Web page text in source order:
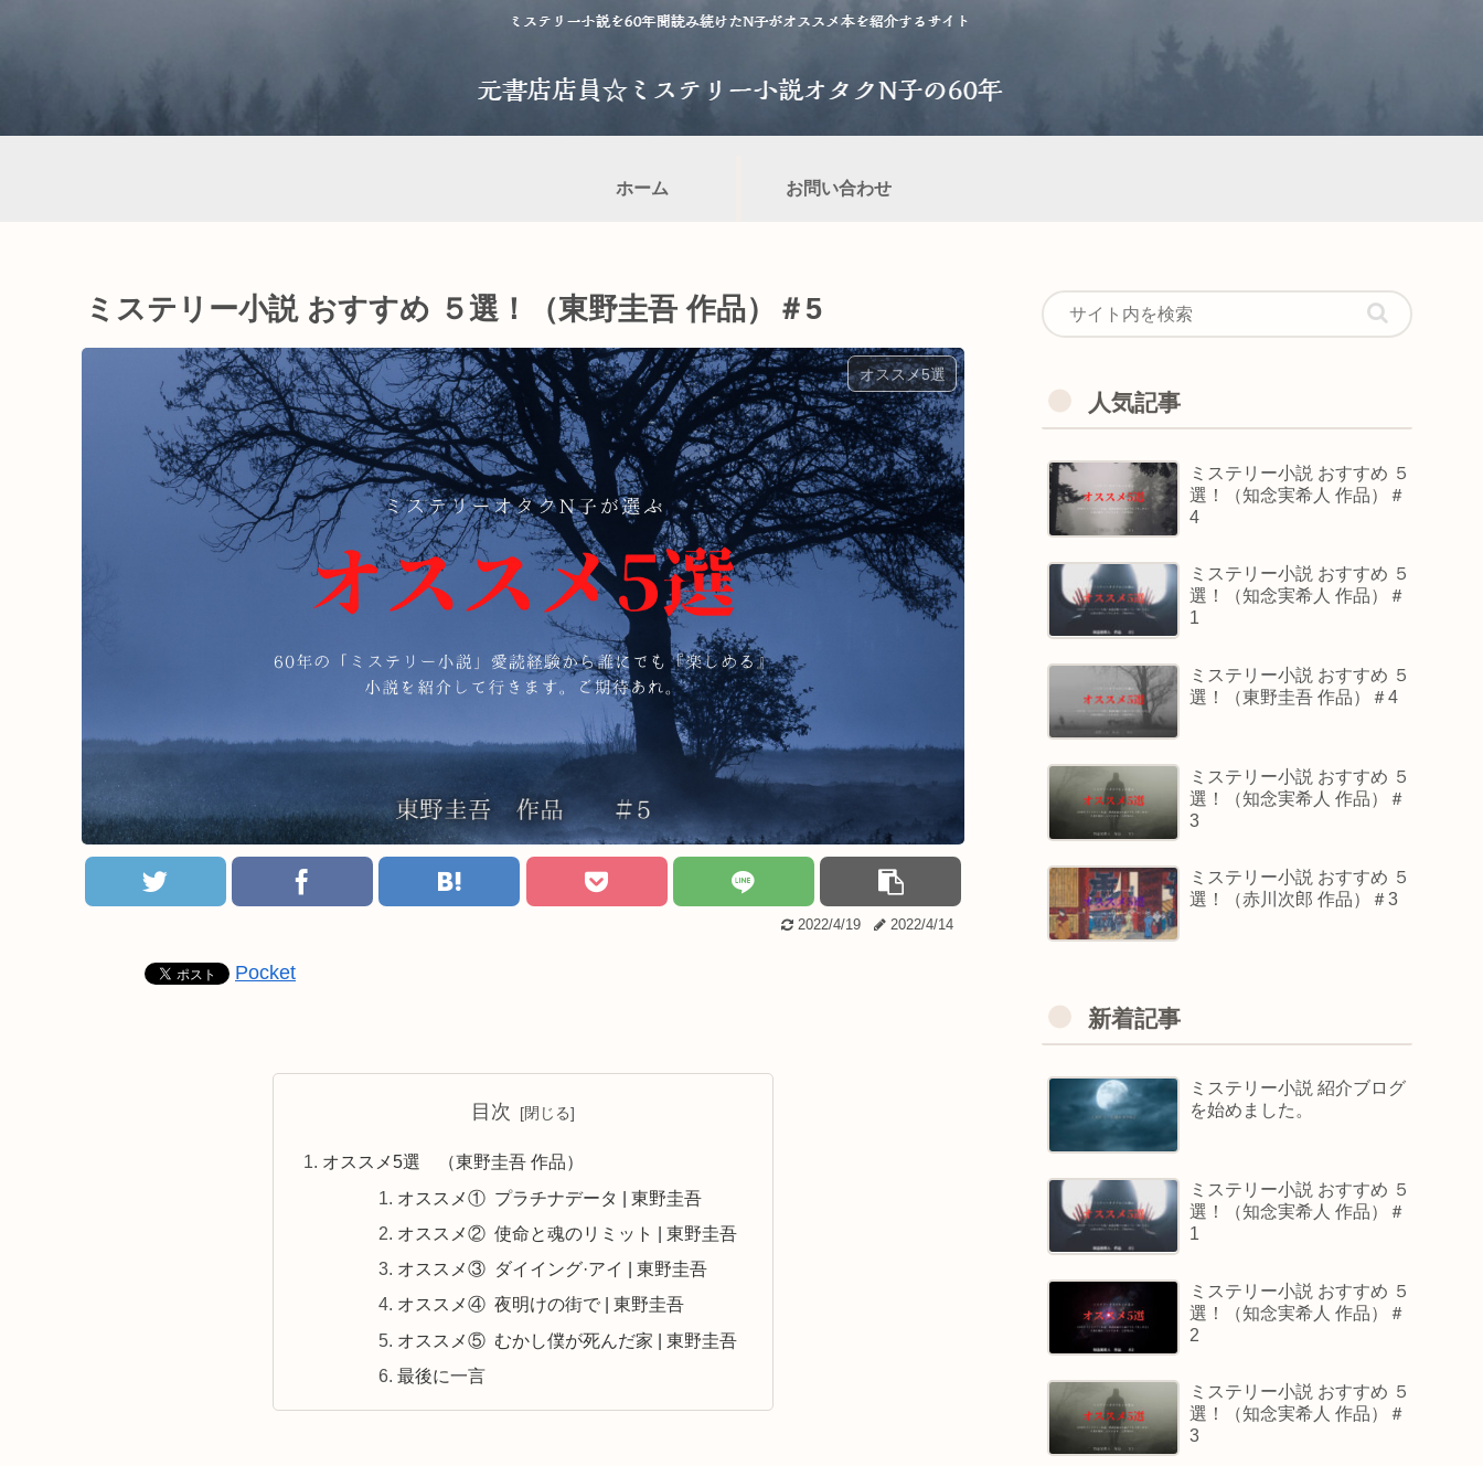
ホーム お問い合わせ
ミステリー小説 おすすめ ５選！（東野圭吾 作品）＃5
オススメ5選
2022/4/19 2022/4/14
Pocket
目次
オススメ5選 （東野圭吾 作品）
オススメ① プラチナデータ | 東野圭吾
オススメ② 使命と魂のリミット | 東野圭吾
オススメ③ ダイイング·アイ | 東野圭吾
オススメ④ 夜明けの街で | 東野圭吾
オススメ⑤ むかし僕が死んだ家 | 東野圭吾
最後に一言
人気記事
ミステリー小説 おすすめ ５
選！（知念実希人 作品）＃
4
ミステリー小説 おすすめ ５
選！（知念実希人 作品）＃
1
ミステリー小説 おすすめ ５
選！（東野圭吾 作品）＃4
ミステリー小説 おすすめ ５
選！（知念実希人 作品）＃
3
ミステリー小説 おすすめ ５
選！（赤川次郎 作品）＃3
新着記事
ミステリー小説 紹介ブログ
を始めました。
ミステリー小説 おすすめ ５
選！（知念実希人 作品）＃
1
ミステリー小説 おすすめ ５
選！（知念実希人 作品）＃
2
ミステリー小説 おすすめ ５
選！（知念実希人 作品）＃
3